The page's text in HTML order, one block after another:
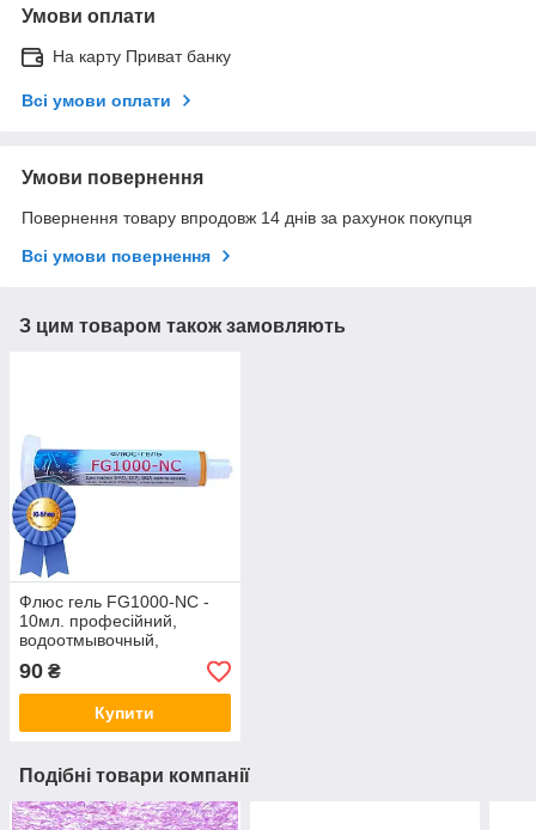
Умови оплати
На карту Приват банку
Всі умови оплати
Умови повернення
Повернення товару впродовж 14 днів за рахунок покупця
Всі умови повернення
З цим товаром також замовляють
Флюс гель FG1000-NC -
10мл. професійний,
водоотмывочный,
водосмываемый
90 ₴
Купити
Подібні товари компанії